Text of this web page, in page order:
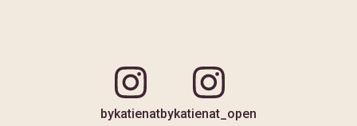
bykatienatbykatienat_open